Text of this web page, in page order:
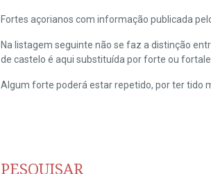
Fortes açorianos com informação publicada
Na listagem seguinte não se faz a distinção
de castelo é aqui substituída por forte ou
Algum forte poderá estar repetido, por ter tido
PESQUISAR